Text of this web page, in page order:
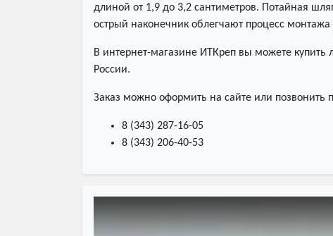
длиной от 1,9 до 3,2 сантиметров. Потайная
острый наконечник облегчают процесс
В интернет-магазине ИТКреп вы можете
России.
Заказ можно оформить на сайте или позвонить
8 (343) 287-16-05
8 (343) 206-40-53